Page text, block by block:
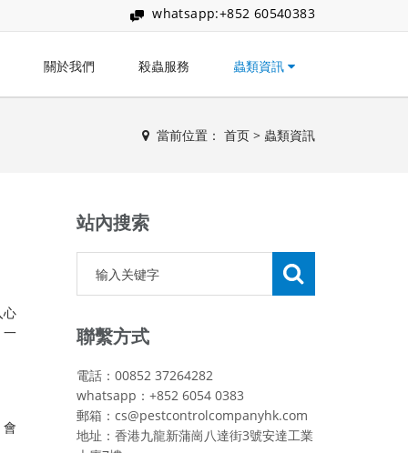
whatsapp:+852 60540383
關於我們 殺蟲服務 蟲類資訊
當前位置： 首页 > 蟲類資訊
心
一
站內搜索
聯繫方式
電話：00852 37264282
whatsapp：+852 6054 0383
郵箱：cs@pestcontrolcompanyhk.com
地址：香港九龍新蒲崗八達街3號安達工業